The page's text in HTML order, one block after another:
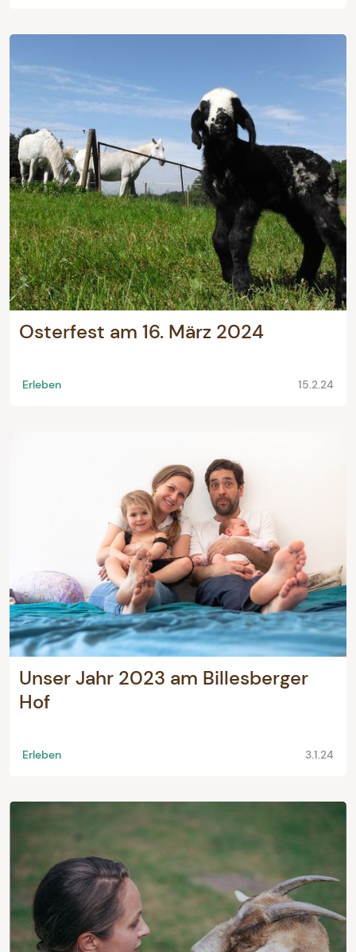
Osterfest am 16. März 2024
Erleben 15.2.24
Unser Jahr 2023 am Billesberger
Hof
Erleben 3.1.24